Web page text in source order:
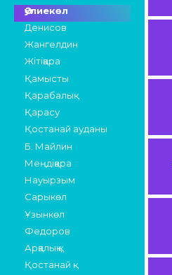
Әулиекөл
Денисов
Жангелдин
Жітіқара
Қамысты
Қарабалық
Қарасу
Қостанай ауданы
Б. Майлин
Меңдіқара
Науырзым
Сарыкөл
Ұзынкөл
Федоров
Арқалық қ.
Қостанай қ.